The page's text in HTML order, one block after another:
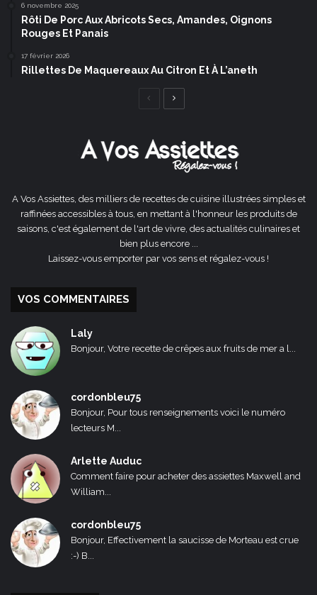
6 novembre 2025
Rôti De Porc Aux Abricots Secs, Amandes, Oignons
Rouges Et Panais
17 février 2026
Rillettes De Maquereaux Au Citron Et À L’aneth
Page
A Vos Assiettes, des milliers de recettes de cuisine illustrées simples et
raffinées accessibles à tous, en mettant à l'honneur les produits de
saisons, c'est également de l'art de vivre, des actualités culinaires et
bien plus encore ...
Laissez-vous emporter par vos sens et régalez-vous !
VOS COMMENTAIRES
Laly
Bonjour, Votre recette de crêpes aux fruits de mer a l...
cordonbleu75
Bonjour, Pour tous renseignements voici le numéro
lecteurs M...
Arlette Auduc
Comment faire pour acheter des assiettes Maxwell and
William...
cordonbleu75
Bonjour, Effectivement la saucisse de Morteau est crue
:-) B...